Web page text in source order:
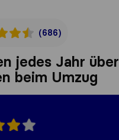
(686)
jedes Jahr über
beim Umzug